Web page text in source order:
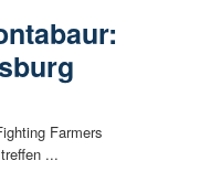
Farmers
...